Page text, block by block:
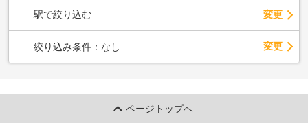
駅で絞り込む 変更
絞り込み条件： なし 変更
ページトップへ